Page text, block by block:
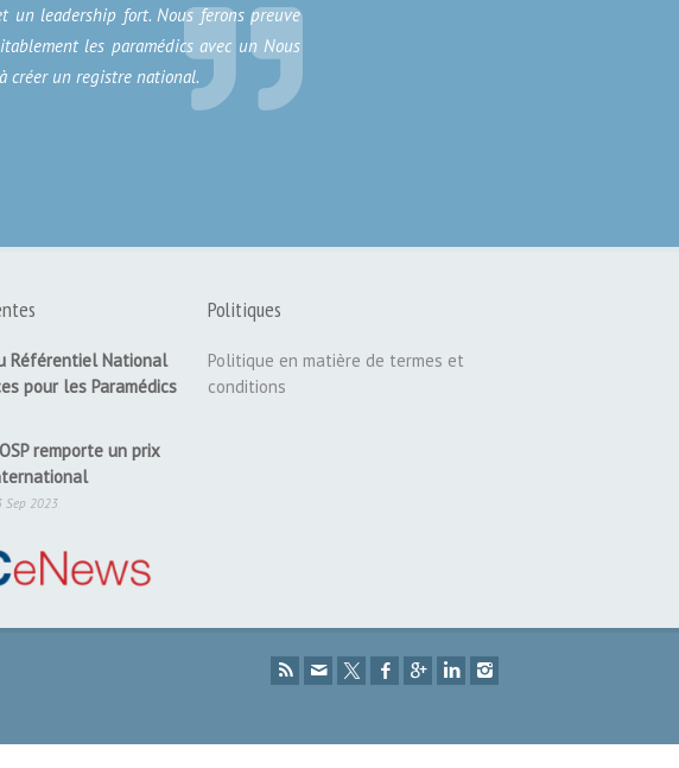
un leadership fort. Nous ferons preuve
les paramédics avec un Nous
créer un registre national.
Référentiel National
pour les Paramédics
remporte un prix
Sep 2023
Politiques
Politique en matière de termes et
conditions